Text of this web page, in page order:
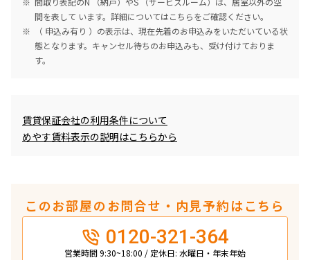
間を表して います。詳細についてはこちらをご確認ください。
（ 申込み有り ）の表示は、現在先着のお申込みをいただいている状
態となります。キャンセル待ちのお申込みも、受け付けておりま
す。
賃貸保証会社の利用条件について
めやす賃料表示の説明はこちらから
このお部屋のお問合せ・内見予約はこちら
0120-321-364
営業時間 9:30~18:00 / 定休日: 水曜日・年末年始